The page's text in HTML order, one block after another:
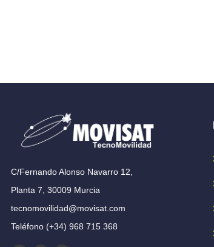
C/Fernando Alonso Navarro 12,
Planta 7, 30009 Murcia
tecnomovilidad@movisat.com
Teléfono (+34) 968 715 368